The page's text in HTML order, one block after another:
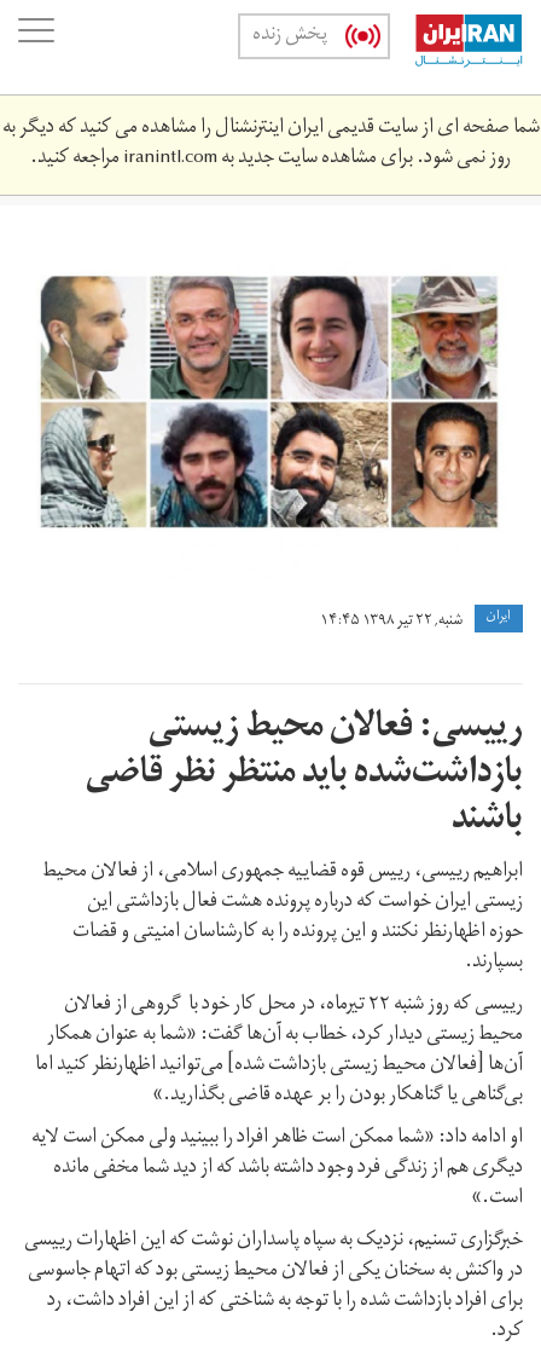
Skip
main
content
پخش زنده
شما صفحه ای از سایت قدیمی ایران اینترنشنال را مشاهده می کنید که دیگر به
روز نمی شود. برای مشاهده سایت جدید بهiranintl.comمراجعه کنید.
ايران شنبه, ۲۲ تیر ۱۳۹۸ ۱۴:۴۵
رییسی: فعالان محیط زیستی
بازداشت‌شده باید منتظر نظر قاضی
باشند
ابراهیم رییسی، رییس قوه قضاییه جمهوری اسلامی، از فعالان محیط
زیستی ایران خواست که درباره پرونده هشت فعال بازداشتی این
حوزه اظهارنظر نکنند و این پرونده را به کارشناسان امنیتی و قضات
بسپارند.
رییسی که روز شنبه ۲۲ تيرماه، در محل کار خود با گروهی از فعالان
محیط زیستی دیدار کرد، خطاب به آن‌ها گفت: «شما به عنوان همکار
آن‌ها [فعالان محیط زیستی بازداشت شده] می‌توانید اظهارنظر کنید اما
بی‌گناهی یا گناهکار بودن را بر عهده قاضی بگذارید.»
او ادامه داد: «شما ممکن است ظاهر افراد را ببینید ولی ممکن است لایه
دیگری هم از زندگی فرد وجود داشته باشد که از دید شما مخفی مانده
است.»
خبرگزاری تسنیم، نزدیک به سپاه پاسداران نوشت که این اظهارات رییسی
در واکنش به سخنان یکی از فعالان محیط زیستی بود که اتهام جاسوسی
برای افراد بازداشت شده را با توجه به شناختی که از این افراد داشت، رد
کرد.